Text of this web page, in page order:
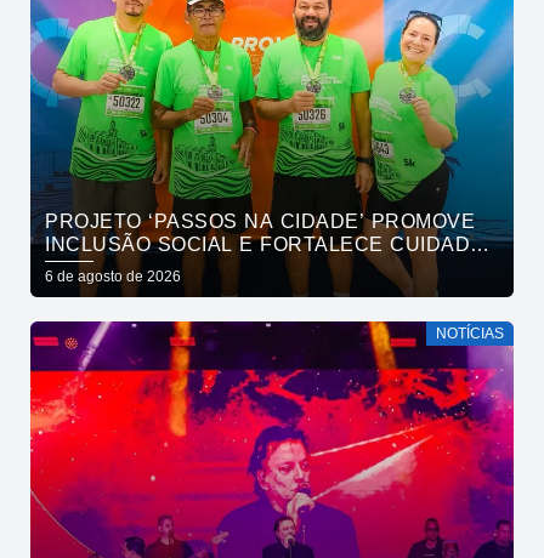
PROJETO ‘PASSOS NA CIDADE’ PROMOVE
INCLUSÃO SOCIAL E FORTALECE CUIDADO
EM SAÚDE MENTAL POR MEIO DA CORRIDA
6 de agosto de 2026
NOTÍCIAS